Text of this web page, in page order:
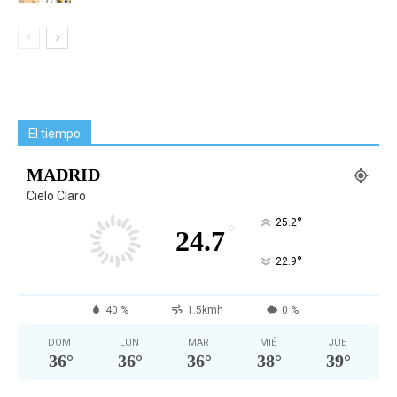
El tiempo
MADRID
Cielo Claro
24.7° 25.2°
22.9°
40 % 1.5kmh 0 %
DOM
36°
LUN
36°
MAR
36°
MIÉ
38°
JUE
39°